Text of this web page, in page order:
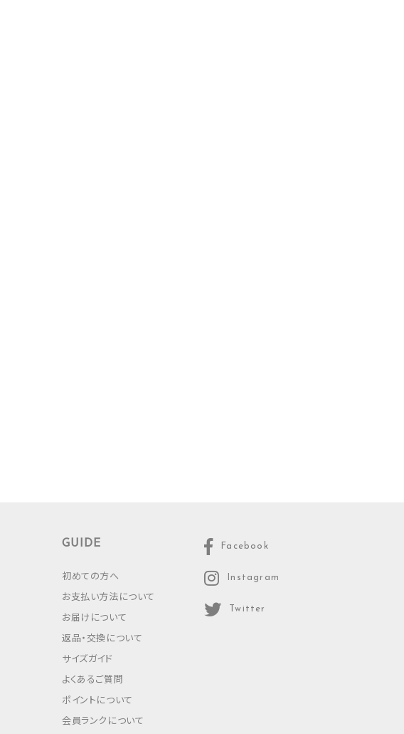
GUIDE
初めての方へ
お支払い方法について
お届けについて
返品・交換について
サイズガイド
よくあるご質問
ポイントについて
会員ランクについて
Facebook
Instagram
Twitter